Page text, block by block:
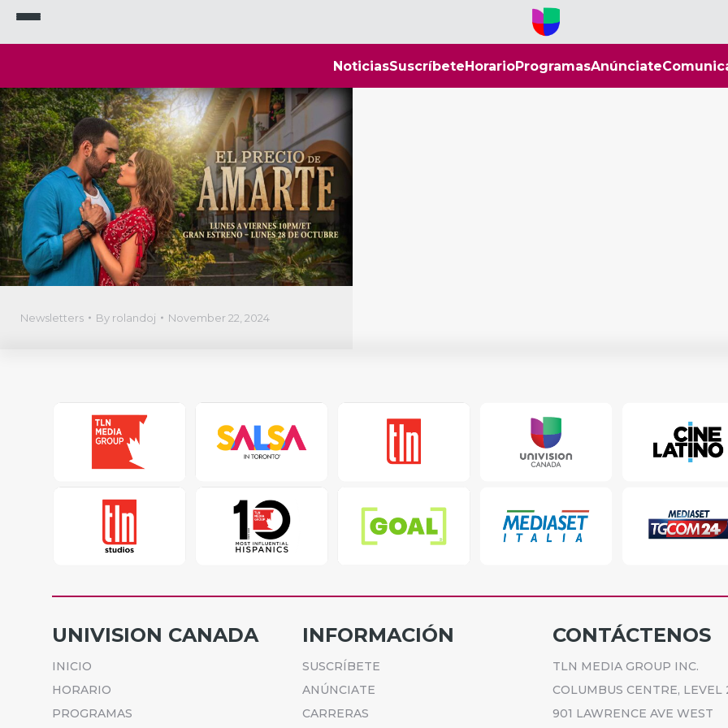
NoticiasSuscríbeteHorarioProgramasAnúnciate
Newsletters By rolandoj November 22, 2024
UNIVISION CANADA
INICIO
HORARIO
PROGRAMAS
INFORMACIÓN
SUSCRÍBETE
ANÚNCIATE
CARRERAS
CONTÁCTENOS
TLN MEDIA GROUP INC.
COLUMBUS CENTRE, LEVEL
901 LAWRENCE AVE WEST